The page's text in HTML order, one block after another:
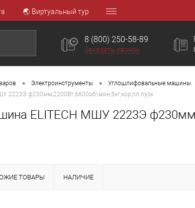
🌏 Виртуальный тур
8 (800) 250-58-89
Заказать звонок
• Электроинструменты • Углошлифовальные машины
2223Э ф230мм,2200Вт,6600об\мин,5кг,кор,пл.пуск
ELITECH МШУ 2223Э
ТОВАРЫ НАЛИЧИЕ